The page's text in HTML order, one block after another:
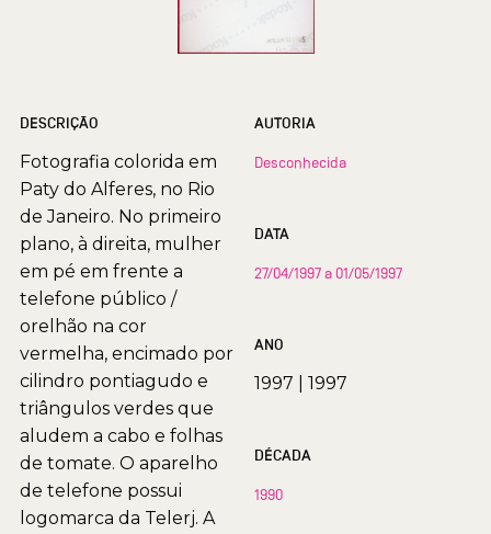
DESCRIÇÃO
Fotografia colorida em
Paty do Alferes, no Rio
de Janeiro. No primeiro
plano, à direita, mulher
em pé em frente a
telefone público /
orelhão na cor
vermelha, encimado por
cilindro pontiagudo e
triângulos verdes que
aludem a cabo e folhas
de tomate. O aparelho
de telefone possui
logomarca da Telerj. A
AUTORIA
Desconhecida
DATA
27/04/1997 a 01/05/1997
ANO
1997 1997
DÉCADA
1990